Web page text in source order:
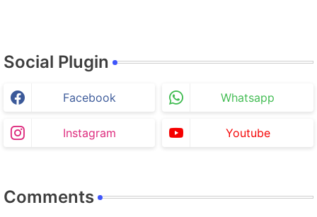
Social Plugin
Facebook Whatsapp
Instagram Youtube
Comments